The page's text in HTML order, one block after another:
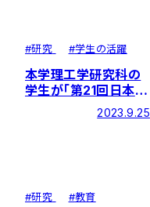
#研究 #学生の活躍
本学理工学研究科の
学生が「第21回日本炭
化学会」で優秀発表賞
（奨励部門）を受賞
2023.9.25
#研究 #教育